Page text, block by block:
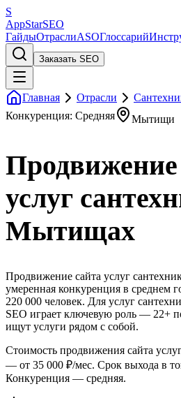
S
AppStarSEO
ГайдыОтраслиASOГлоссарий
Заказать SEO
Главная Отрасли
Конкуренция: Средняя
Мытищи
Продвижение
услуг
Мытищах
Продвижение сайта услуг
умеренная конкуренция в среднем
220 000 человек. Для услуг
SEO играет ключевую роль — 22+
ищут услуги рядом с собой.
Стоимость продвижения сайта
— от 35 000 ₽/мес. Срок выхода в
Конкуренция — средняя.